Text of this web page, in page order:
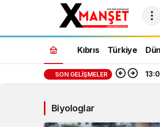
Kıbrıs Türkiye
SON GELIŞMELER
Biyologlar